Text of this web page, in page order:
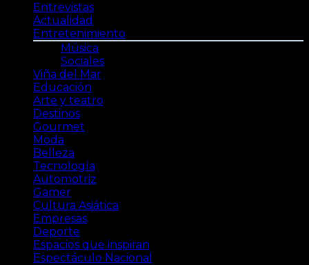
Entrevistas
Actualidad
Entretenimiento
Música
Sociales
Viña del Mar
Educación
Arte y teatro
Destinos
Gourmet
Moda
Belleza
Tecnología
Automotriz
Gamer
Cultura Asiática
Empresas
Deporte
Espacios que inspiran
Espectáculo Nacional